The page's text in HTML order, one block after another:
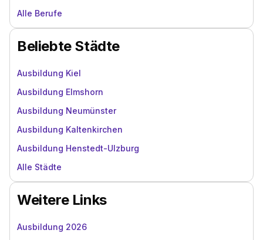
Alle Berufe
Beliebte Städte
Ausbildung Kiel
Ausbildung Elmshorn
Ausbildung Neumünster
Ausbildung Kaltenkirchen
Ausbildung Henstedt-Ulzburg
Alle Städte
Weitere Links
Ausbildung 2026